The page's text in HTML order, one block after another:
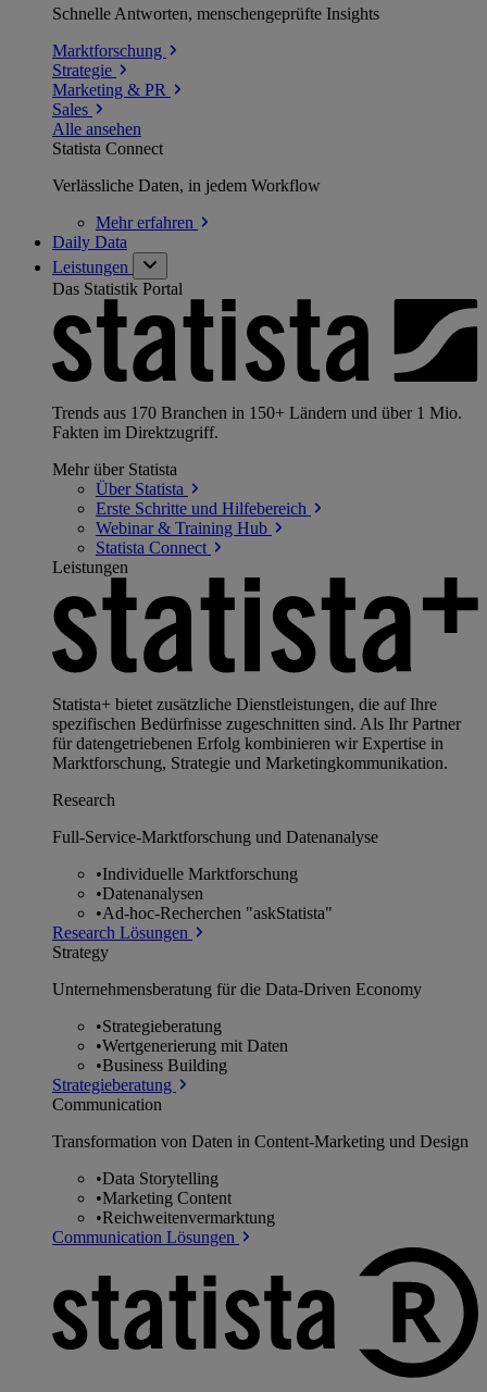
Schnelle Antworten, menschengeprüfte Insights
Marktforschung
Strategie
Marketing & PR
Sales
Alle ansehen
Statista Connect
Verlässliche Daten, in jedem Workflow
Mehrerfahren
Daily Data
Leistungen
Das Statistik Portal
Trends aus 170 Branchen in 150+ Ländern und über 1 Mio.
Fakten im Direktzugriff.
Mehr über Statista
Über Statista
Erste Schritte und Hilfebereich
Webinar & Training Hub
Statista Connect
Leistungen
Statista+ bietet zusätzliche Dienstleistungen, die auf Ihre
spezifischen Bedürfnisse zugeschnitten sind. Als Ihr Partner
für datengetriebenen Erfolg kombinieren wir Expertise in
Marktforschung, Strategie und Marketingkommunikation.
Research
Full-Service-Marktforschung und Datenanalyse
•Individuelle Marktforschung
•Datenanalysen
•Ad-hoc-Recherchen "askStatista"
Research Lösungen
Strategy
Unternehmens­beratung für die Data-Driven Economy
•Strategieberatung
•Wertgenerierung mit Daten
•Business Building
Strategieberatung
Communication
Transformation von Daten in Content-Marketing und Design
•Data Storytelling
•Marketing Content
•Reichweitenvermarktung
Communication Lösungen